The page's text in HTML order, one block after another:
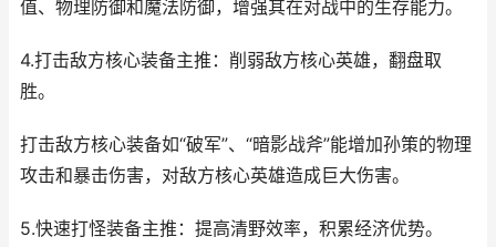
值、物理防御和魔法防御，增强其在对战中的生存能力。
4.打击敌方核心装备主推：削弱敌方核心英雄，翻盘取
胜。
打击敌方核心装备如“破军”、“暗影战斧”能增加孙策的物理
攻击和暴击伤害，对敌方核心英雄造成巨大伤害。
5.快速打怪装备主推：提高清野效率，积累经济优势。